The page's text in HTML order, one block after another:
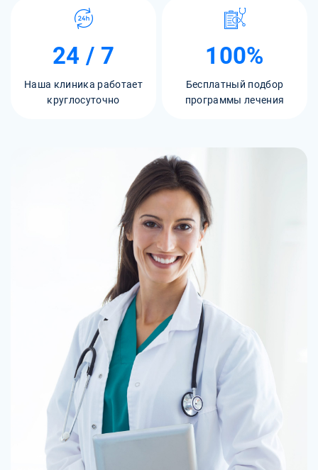
24 / 7
Наша клиника работает
круглосуточно
100%
Бесплатный подбор
программы лечения